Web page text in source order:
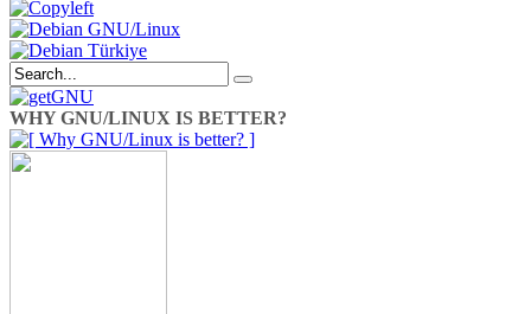
WHY GNU/LINUX IS BETTER?